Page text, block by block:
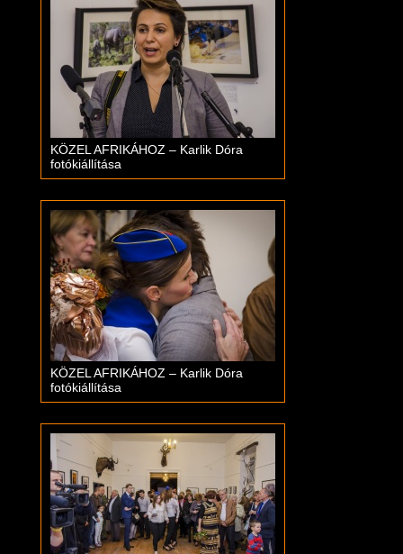
KÖZEL AFRIKÁHOZ – Karlik Dóra
fotókiállítása
KÖZEL AFRIKÁHOZ – Karlik Dóra
fotókiállítása